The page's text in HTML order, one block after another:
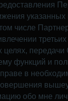
числе
целях,
функций и
в
обо мне